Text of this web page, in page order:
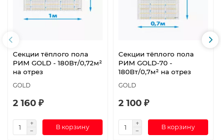
Секции тёплого пола
РИМ GOLD - 180Вт/0,72м²
на отрез
GOLD
2 160 ₽
В корзину
Секции тёплого пола
РИМ GOLD-70 -
180Вт/0,7м² на отрез
GOLD
2 100 ₽
В корзину